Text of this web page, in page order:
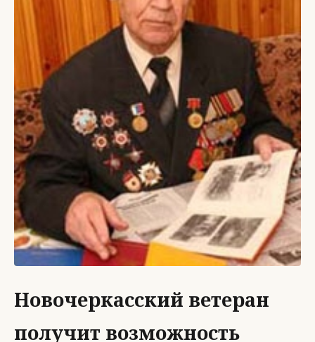
Новочеркасский ветеран
получит возможность